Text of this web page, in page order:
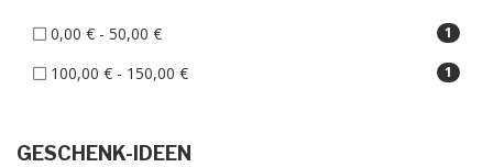
1
0,00 € - 50,00 €
1
100,00 € - 150,00 €
GESCHENK-IDEEN